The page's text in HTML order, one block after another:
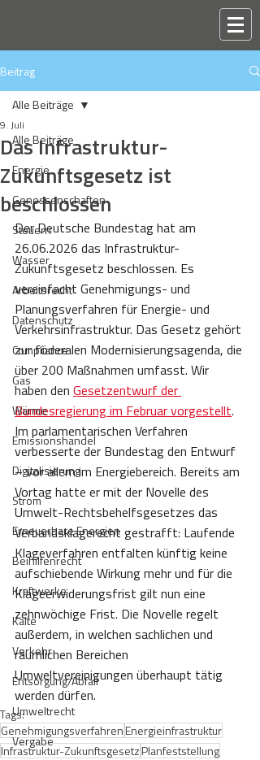
Beitrag
Alle Beiträge
Energie
Genossenschaften
Steuern
Wasser
Arbeitsrecht
Datenschutz
Compliance
Gas
Wärme
Emissionshandel
Digitalisierung
Strom
Erneuerbare Energien
Beihilfenrecht
Kraftwerke
Kälte
Verkehr
Entsorgung/Abfall
Umweltrecht
Vergabe
Alle Beiträge
Das Infrastruktur-
Zukunftsgesetz ist
beschlossen
9. Juli
Der Deutsche Bundestag hat am
26.06.2026 das Infrastruktur-
Zukunftsgesetz beschlossen. Es
vereinfacht Genehmigungs- und
Planungsverfahren für Energie- und
Verkehrsinfrastruktur. Das Gesetz gehört
zur föderalen Modernisierungsagenda, die
über 200 Maßnahmen umfasst. Wir
haben den Gesetzentwurf der
Bundesregierung im Februar vorgestellt.
Im parlamentarischen Verfahren
verbesserte der Bundestag den Entwurf
– vor allem im Energiebereich. Bereits am
Vortag hatte er mit der Novelle des
Umwelt-Rechtsbehelfsgesetzes das
Verbandsklagerecht gestrafft: Laufende
Klageverfahren entfalten künftig keine
aufschiebende Wirkung mehr und für die
Klageerwiderungsfrist gilt nun eine
zehnwöchige Frist. Die Novelle regelt
außerdem, in welchen sachlichen und
räumlichen Bereichen
Umweltvereinigungen überhaupt tätig
werden dürfen.
Tags:
GenehmigungsverfahrenEnergieinfrastruktur
Infrastruktur-ZukunftsgesetzPlanfeststellung